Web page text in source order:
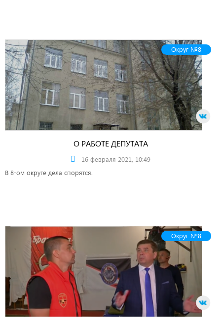
Округ №8
О РАБОТЕ ДЕПУТАТА
16 февраля 2021, 10:49
В 8-ом округе дела спорятся.
Округ №8